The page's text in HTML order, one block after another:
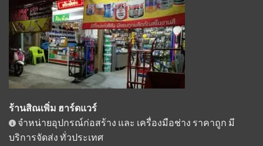
ร้านสิณเพิ่ม ฮาร์ดแวร์
จำหน่ายอุปกรณ์ก่อสร้าง และ เครื่องมือช่าง ราคาถูก มี
บริการจัดส่ง ทั่วประเทศ